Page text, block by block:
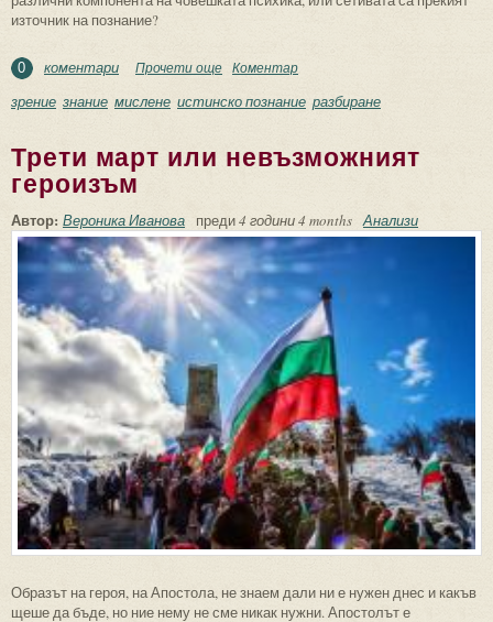
източник на познание?
0 коментари Прочети още about От зрение към познание
Коментар
зрение знание мислене истинско познание разбиране
Трети март или невъзможният
героизъм
Автор: Вероника Иванова преди4 години 4 months Анализи
Образът на героя, на Апостола, не знаем дали ни е нужен днес и какъв
щеше да бъде, но ние нему не сме никак нужни. Апостолът е